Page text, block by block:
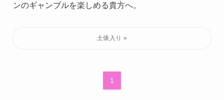
ンのギャンブルを楽しめる貴方へ。
1